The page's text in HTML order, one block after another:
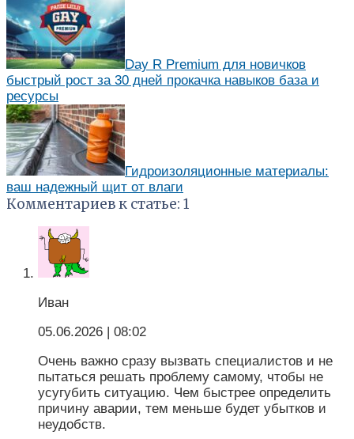
Day R Premium для новичков
быстрый рост за 30 дней прокачка навыков база и
ресурсы
Гидроизоляционные материалы:
ваш надежный щит от влаги
Комментариев к статье: 1
Иван
05.06.2026 | 08:02
Очень важно сразу вызвать специалистов и не
пытаться решать проблему самому, чтобы не
усугубить ситуацию. Чем быстрее определить
причину аварии, тем меньше будет убытков и
неудобств.